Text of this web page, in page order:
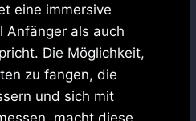
eine immersive
Anfänger als auch
Die Möglichkeit,
zu fangen, die
und sich mit
macht diese